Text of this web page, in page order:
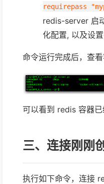
requirepass
redis-server 启
化配置, 以及设
命令运行完成后，查看
可以看到 redis 容器已
三、连接刚刚
执行如下命令，连接